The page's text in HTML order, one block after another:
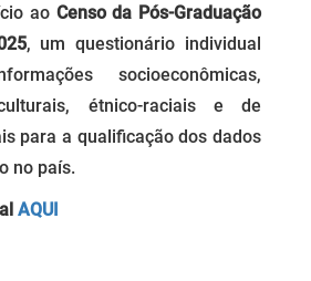
ao Censo da Pós-Graduação
, um questionário individual
socioeconômicas,
étnico-raciais e de
para a qualificação dos dados
no país.
AQUI